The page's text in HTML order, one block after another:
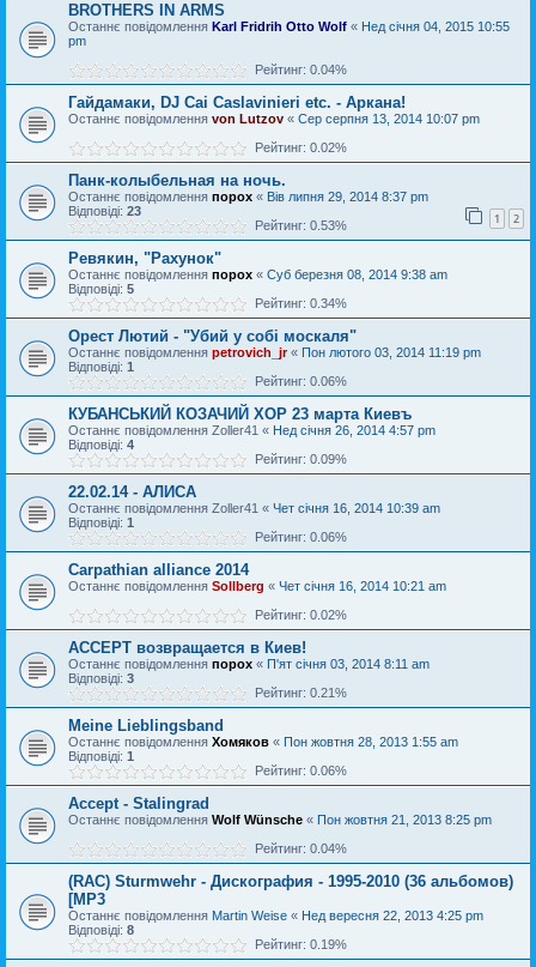
BROTHERS IN ARMS
Останнє повідомлення Karl Fridrih Otto Wolf « Нед січня 04, 2015 10:55
pm
Рейтинг: 0.04%
Гайдамаки, DJ Cai Caslavinieri etc. - Аркана!
Останнє повідомлення von Lutzov « Сер серпня 13, 2014 10:07 pm
Рейтинг: 0.02%
Панк-колыбельная на ночь.
Останнє повідомлення порох « Вів липня 29, 2014 8:37 pm
Відповіді: 23 1 2
Рейтинг: 0.53%
Ревякин, "Рахунок"
Останнє повідомлення порох « Суб березня 08, 2014 9:38 am
Відповіді: 5
Рейтинг: 0.34%
Орест Лютий - "Убий у собі москаля"
Останнє повідомлення petrovich_jr« Пон лютого 03, 2014 11:19 pm
Відповіді: 1
Рейтинг: 0.06%
КУБАНСЬКИЙ КОЗАЧИЙ ХОР 23 марта Киевъ
Останнє повідомлення Zoller41 « Нед січня 26, 2014 4:57 pm
Відповіді: 4
Рейтинг: 0.09%
22.02.14 - АЛИСА
Останнє повідомлення Zoller41 « Чет січня 16, 2014 10:39 am
Відповіді: 1
Рейтинг: 0.06%
Carpathian alliance 2014
Останнє повідомлення Sollberg « Чет січня 16, 2014 10:21 am
Рейтинг: 0.02%
ACCEPT возвращается в Киев!
Останнє повідомлення порох « П'ят січня 03, 2014 8:11 am
Відповіді: 3
Рейтинг: 0.21%
Meine Lieblingsband
Останнє повідомлення Хомяков « Пон жовтня 28, 2013 1:55 am
Відповіді: 1
Рейтинг: 0.06%
Accept - Stalingrad
Останнє повідомлення Wolf Wünsche « Пон жовтня 21, 2013 8:25 pm
Рейтинг: 0.04%
(RAC) Sturmwehr - Дискография - 1995-2010 (36 альбомов)
[MP3
Останнє повідомлення Martin Weise « Нед вересня 22, 2013 4:25 pm
Відповіді: 8
Рейтинг: 0.19%